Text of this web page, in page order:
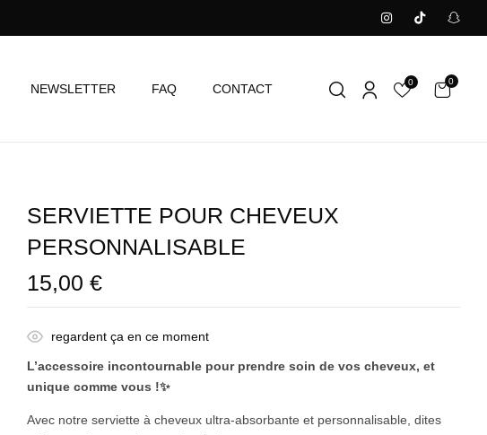
NEWSLETTER FAQ CONTACT 0 0
SERVIETTE POUR CHEVEUX
PERSONNALISABLE
15,00€
regardent ça en ce moment
L’accessoire incontournable pour prendre soin de vos cheveux, et
unique comme vous !✨
Avec notre serviette à cheveux ultra-absorbante et personnalisable, dites